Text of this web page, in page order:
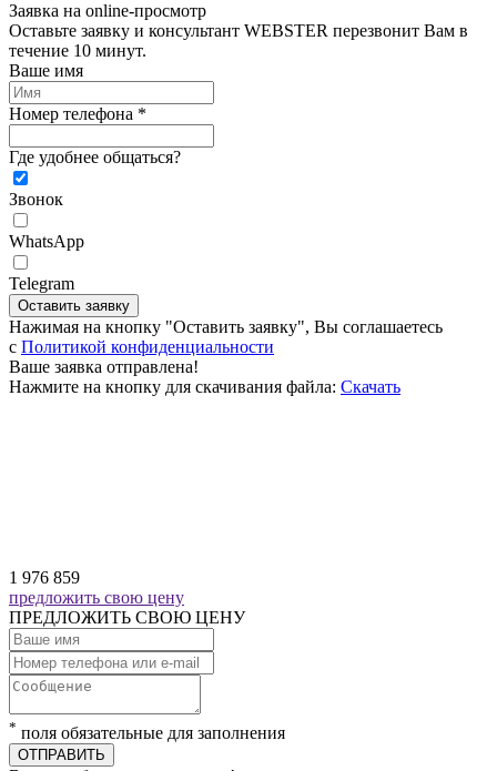
Заявка на online-просмотр
Оставьте заявку и консультант WEBSTER перезвонит Вам в
течение 10 минут.
Ваше имя
Номер телефона *
Где удобнее общаться?
Звонок
WhatsApp
Telegram
Оставить заявку
Нажимая на кнопку "Оставить заявку", Вы соглашаетесь
c Политикой конфиденциальности
Ваше заявка отправлена!
Нажмите на кнопку для скачивания файла: Скачать
1 976 859
предложить свою цену
ПРЕДЛОЖИТЬ СВОЮ ЦЕНУ
* поля обязательные для заполнения
ОТПРАВИТЬ